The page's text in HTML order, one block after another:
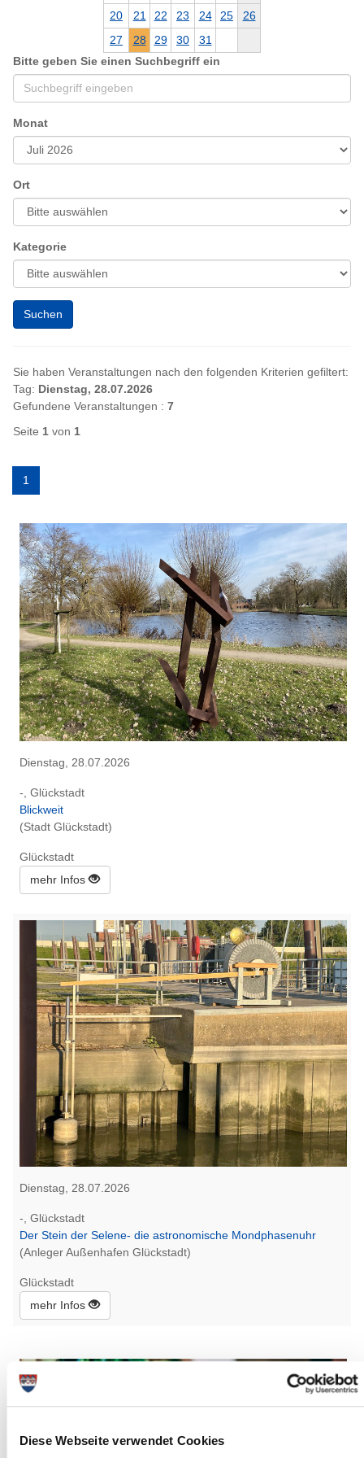
Diese Webseite verwendet Cookies
20
21 22 23 24 25
26
27
28 29 30
31
Bitte geben Sie einen Suchbegriff ein
Monat
Ort
Kategorie
Sie haben Veranstaltungen nach den folgenden Kriterien gefiltert:
Tag: Dienstag, 28.07.2026
Gefundene Veranstaltungen : 7
Seite 1 von 1
1
Dienstag, 28.07.2026
-, Glückstadt
Blickweit
(Stadt Glückstadt)
Glückstadt
mehr Infos
Dienstag, 28.07.2026
-, Glückstadt
Der Stein der Selene- die astronomische Mondphasenuhr
(Anleger Außenhafen Glückstadt)
Glückstadt
mehr Infos